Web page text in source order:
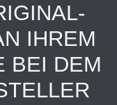
IHREM
BEI DEM